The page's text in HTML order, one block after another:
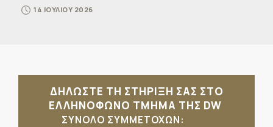
14 ΙΟΥΛΙΟΥ 2026
ΔΗΛΩΣΤΕ ΤΗ ΣΤΗΡΙΞΗ ΣΑΣ ΣΤΟ
ΕΛΛΗΝΟΦΩΝΟ ΤΜΗΜΑ ΤΗΣ DW
ΣΥΝΟΛΟ ΣΥΜΜΕΤΟΧΩΝ: